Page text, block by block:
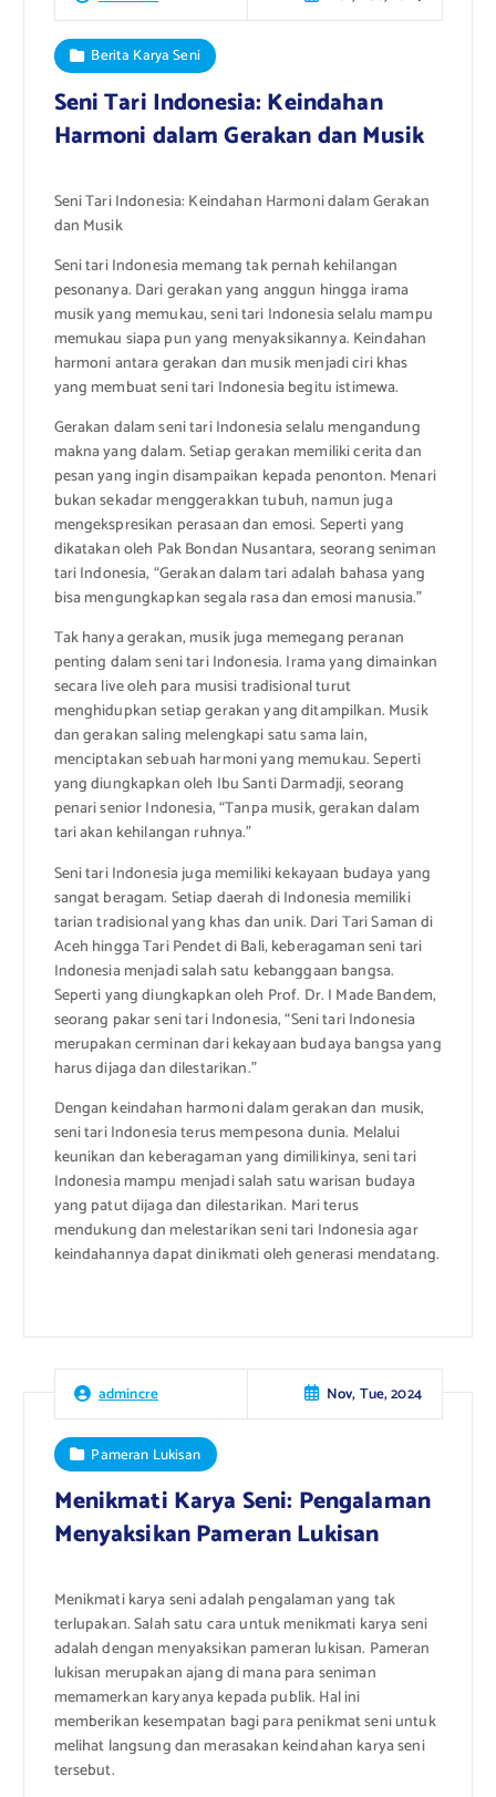
Berita Karya Seni
Seni Tari Indonesia: Keindahan
Harmoni dalam Gerakan dan Musik
Seni Tari Indonesia: Keindahan Harmoni dalam Gerakan
dan Musik
Seni tari Indonesia memang tak pernah kehilangan
pesonanya. Dari gerakan yang anggun hingga irama
musik yang memukau, seni tari Indonesia selalu mampu
memukau siapa pun yang menyaksikannya. Keindahan
harmoni antara gerakan dan musik menjadi ciri khas
yang membuat seni tari Indonesia begitu istimewa.
Gerakan dalam seni tari Indonesia selalu mengandung
makna yang dalam. Setiap gerakan memiliki cerita dan
pesan yang ingin disampaikan kepada penonton. Menari
bukan sekadar menggerakkan tubuh, namun juga
mengekspresikan perasaan dan emosi. Seperti yang
dikatakan oleh Pak Bondan Nusantara, seorang seniman
tari Indonesia, “Gerakan dalam tari adalah bahasa yang
bisa mengungkapkan segala rasa dan emosi manusia.”
Tak hanya gerakan, musik juga memegang peranan
penting dalam seni tari Indonesia. Irama yang dimainkan
secara live oleh para musisi tradisional turut
menghidupkan setiap gerakan yang ditampilkan. Musik
dan gerakan saling melengkapi satu sama lain,
menciptakan sebuah harmoni yang memukau. Seperti
yang diungkapkan oleh Ibu Santi Darmadji, seorang
penari senior Indonesia, “Tanpa musik, gerakan dalam
tari akan kehilangan ruhnya.”
Seni tari Indonesia juga memiliki kekayaan budaya yang
sangat beragam. Setiap daerah di Indonesia memiliki
tarian tradisional yang khas dan unik. Dari Tari Saman di
Aceh hingga Tari Pendet di Bali, keberagaman seni tari
Indonesia menjadi salah satu kebanggaan bangsa.
Seperti yang diungkapkan oleh Prof. Dr. I Made Bandem,
seorang pakar seni tari Indonesia, “Seni tari Indonesia
merupakan cerminan dari kekayaan budaya bangsa yang
harus dijaga dan dilestarikan.”
Dengan keindahan harmoni dalam gerakan dan musik,
seni tari Indonesia terus mempesona dunia. Melalui
keunikan dan keberagaman yang dimilikinya, seni tari
Indonesia mampu menjadi salah satu warisan budaya
yang patut dijaga dan dilestarikan. Mari terus
mendukung dan melestarikan seni tari Indonesia agar
keindahannya dapat dinikmati oleh generasi mendatang.
admincre Nov, Tue, 2024
Pameran Lukisan
Menikmati Karya Seni: Pengalaman
Menyaksikan Pameran Lukisan
Menikmati karya seni adalah pengalaman yang tak
terlupakan. Salah satu cara untuk menikmati karya seni
adalah dengan menyaksikan pameran lukisan. Pameran
lukisan merupakan ajang di mana para seniman
memamerkan karyanya kepada publik. Hal ini
memberikan kesempatan bagi para penikmat seni untuk
melihat langsung dan merasakan keindahan karya seni
tersebut.